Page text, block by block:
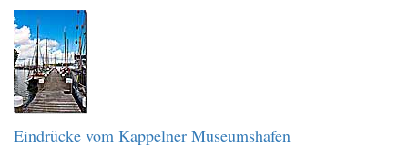
Eindrücke vom Kappelner Museumshafen